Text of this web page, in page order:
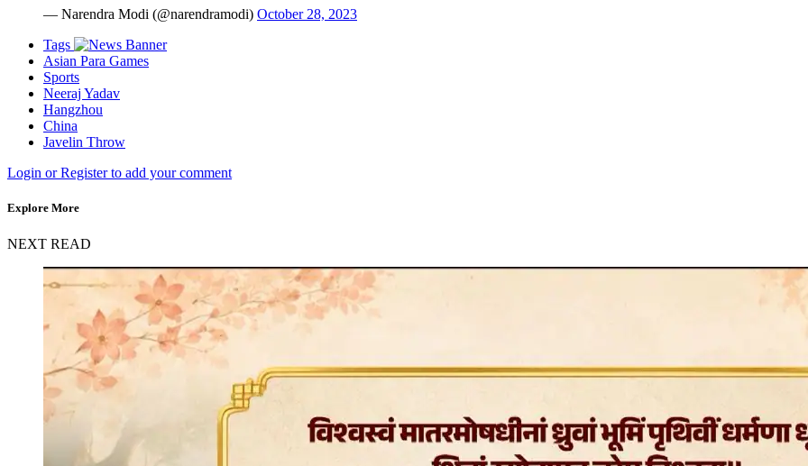
— Narendra Modi (@narendramodi) October 28, 2023
Tags
Asian Para Games
Sports
Neeraj Yadav
Hangzhou
China
Javelin Throw
Login or Register to add your comment
Explore More
NEXT READ